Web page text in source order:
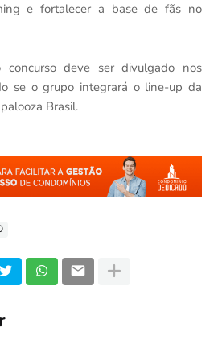
e fortalecer a base de fãs no
deve ser divulgado nos
se o grupo integrará o line-up da
Brasil.